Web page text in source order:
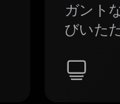
ガント
びいた